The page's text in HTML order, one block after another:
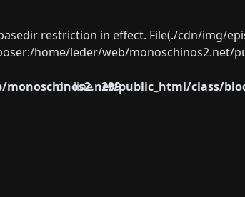
restriction in effect. File(./cdn/img/
home/leder/web/
public_html/class/
on line 299